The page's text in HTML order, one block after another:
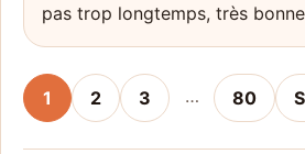
pas trop longtemps, très
1 2 3 … 80